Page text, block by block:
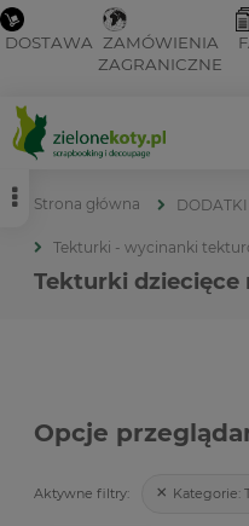
DOSTAWA ZAMÓWIENIA
ZAGRANICZNE
Strona główna
Tekturki - wycinanki
Tekturki dziecięce
Opcje
Aktywne filtry: Kategorie: